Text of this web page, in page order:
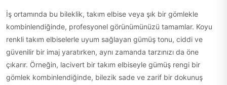
İş ortamında bu bileklik, takım elbise veya şık bir gömlekle
kombinlendiğinde, profesyonel görünümünüzü tamamlar. Koyu
renkli takım elbiselerle uyum sağlayan gümüş tonu, ciddi ve
güvenilir bir imaj yaratırken, aynı zamanda tarzınızı da öne
çıkarır. Örneğin, lacivert bir takım elbiseyle gümüş rengi bir
gömlek kombinlendiğinde, bilezik sade ve zarif bir dokunuş